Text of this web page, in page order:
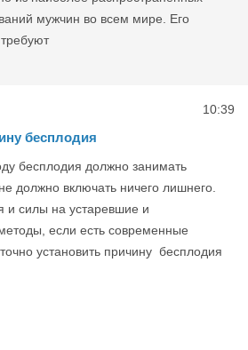
мужчин во всем мире. Его
10:39
бесплодия
бесплодия должно занимать
должно включать ничего лишнего.
и силы на устаревшие и
если есть современные
установить причину бесплодия